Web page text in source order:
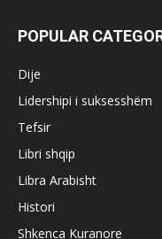
POPULAR
Dije
Lidershipi i suksesshëm
Tefsir
Libri shqip
Libra Arabisht
Histori
Shkenca Kuranore